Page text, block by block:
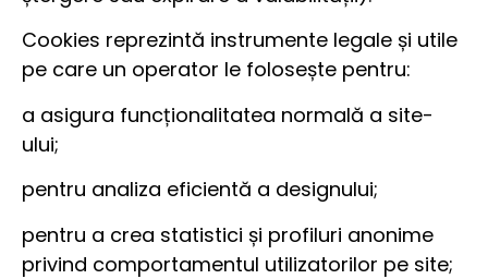
Cookies reprezintă instrumente legale și utile
pe care un operator le folosește pentru:
a asigura funcționalitatea normală a site-
ului;
pentru analiza eficientă a designului;
pentru a crea statistici și profiluri anonime
privind comportamentul utilizatorilor pe site;